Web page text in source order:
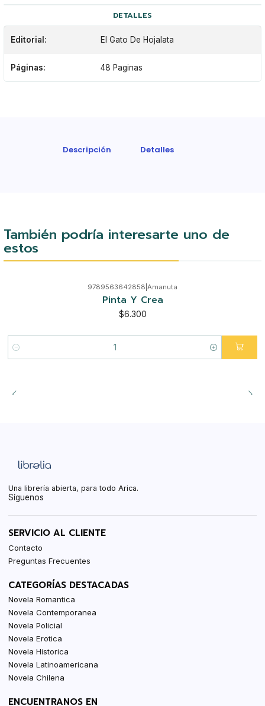
DETALLES
Editorial: El Gato De Hojalata
Páginas: 48 Paginas
Descripción Detalles
También podría interesarte uno de
estos
9789563642858 Amanuta
Pinta Y Crea
$6.300
Cantidad
Una librería abierta, para todo Arica.
Síguenos
SERVICIO AL CLIENTE
Contacto
Preguntas Frecuentes
CATEGORÍAS DESTACADAS
Novela Romantica
Novela Contemporanea
Novela Policial
Novela Erotica
Novela Historica
Novela Latinoamericana
Novela Chilena
ENCUENTRANOS EN